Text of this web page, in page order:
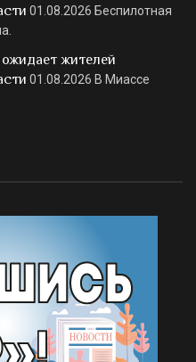
01.08.2026 Беспилотная
жителей
01.08.2026 В Миассе